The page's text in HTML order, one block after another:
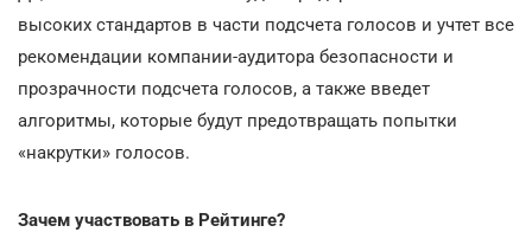
высоких стандартов в части подсчета голосов и учтет все
рекомендации компании-аудитора безопасности и
прозрачности подсчета голосов, а также введет
алгоритмы, которые будут предотвращать попытки
«накрутки» голосов.
Зачем участвовать в Рейтинге?